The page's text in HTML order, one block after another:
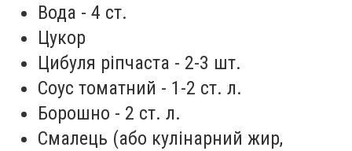
Вода - 4 ст.
Цукор
Цибуля ріпчаста - 2-3 шт.
Соус томатний - 1-2 ст. л.
Борошно - 2 ст. л.
Смалець (або кулінарний жир,